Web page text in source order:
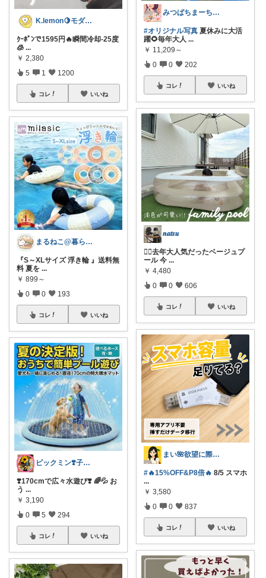
K.lemon🍋モダン+家事楽+🐶
ｸｰﾎﾟﾝで1595円🔥瞬間冷却-25度
🧊 ...
￥ 2,380
5 1 1200
コレ いいね
まるねこ@暮らしと子育て🐈️🌸
『S～XLサイズ 浮き輪 』送料無
料 夏を ...
￥ 899～
0 0 193
コレ いいね
ピックミン❣️子育てパパママ応援グッズ
❣️170cmで広々水遊び❣️ 🌈💦 お
う ...
￥ 3,190
0 5 294
コレ いいね
みつばちまーちᵀᴴᴬᴺᴷ ᵞᴼᵁ ◡̈*
#オリジナル写真 夏休みに大活
躍🌻毎年大人 ...
￥ 11,209～
0 0 202
コレ いいね
𝒏𝒂𝒕𝒔𝒖
❤️‍🔥去年大人気だったベージュプ
ール 今 ...
￥ 4,480
0 0 606
コレ いいね
まい🌺欲望に際限なしフルタイムワーママ
#🔥15%OFF&P8倍🔥 8/5 スマホ
...
￥ 3,580
0 0 837
コレ いいね